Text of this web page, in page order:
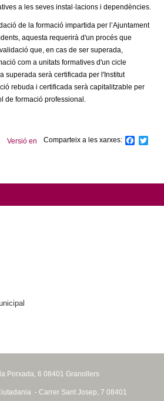
a les seves instal·lacions i dependències.
de la formació impartida per l’Ajuntament
aquesta requerirà d'un procés que
que, en cas de ser superada,
com a unitats formatives d'un cicle
superada serà certificada per l'Institut
rebuda i certificada serà capitalitzable per
de formació professional.
Comparteix a les xarxes:
k
Versió en
Porxada, 6 08401 Granollers
- Carrer Sant Josep, 7 08401